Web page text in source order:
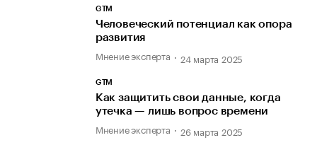
GTM
Человеческий потенциал как опора
развития
Мнение эксперта 24 марта 2025
GTM
Как защитить свои данные, когда
утечка — лишь вопрос времени
Мнение эксперта 26 марта 2025